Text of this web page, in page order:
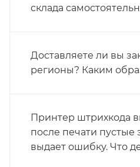
склада
Доставляете ли вы
регионы? Каким
Принтер штрихкода
после печати пустые
выдает ошибку. Что